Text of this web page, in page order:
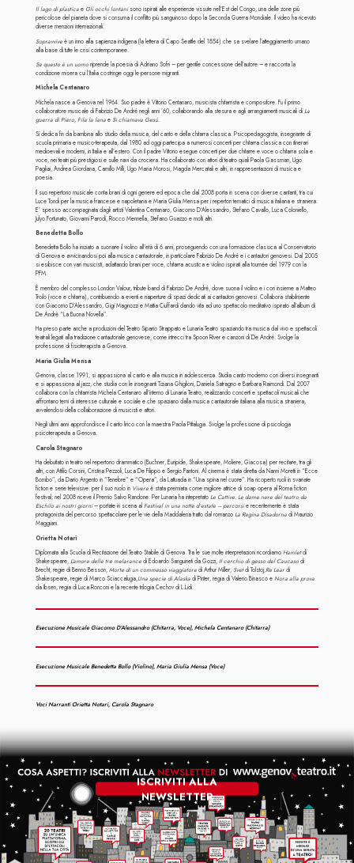
Il lago di plasticae Gli occhi lontanisono ispirati alle esperienze vissute nell’Est del Congo, una delle zone più
pericolose del pianeta dove si consuma il conflitto più sanguinoso dopo la Seconda Guerra Mondiale. Il video ha ricevuto
diverse menzioni internazionali.
Sopravviveè un inno alla sapienza indigena (la lettera di Capo Seattle del 1854) che sa svelare l’atteggiamento umano
alla base di tutte le crisi contemporanee.
Se questo è un uomoriprende la poesia di Adriano Sofri – per gentile concessione dell’autore – e racconta la
condizione misera cui l’Italia costringe oggi le persone migranti.
Michela Centanaro
Michela nasce a Genova nel 1964. Suo padre è Vittorio Centanaro, musicista chitarrista e compositore. Fu il primo
collaboratore musicale di Fabrizio De André negli anni ’60, collaborando alla stesura e agli arrangiamenti musicali diLa
guerra di Piero,Fila la lanae Si chiamava Gesù.
Si dedica fin da bambina allo studio della musica, del canto e della chitarra classica. Psicopedagogista, insegnante di
scuola primaria e musico-terapeuta, dal 1980 ad oggi partecipa a numerosi concerti per chitarra classica con itinerari
medioevali e moderni, in Italia e all’estero. Con il padre Vittorio esegue concerti per due chitarre e voce o chitarra sola e
voce, nei teatri più prestigiosi e sulle navi da crociera. Ha collaborato con attori di teatro quali Paola Gassman, Ugo
Pagliai, Andrea Giordana, Camillo Milli, Ugo Maria Morosi, Magda Mercatali e altri, in rappresentazioni di musica e
poesia.
Il suo repertorio musicale conta brani di ogni genere ed epoca che dal 2008 porta in scena con diverse cantanti, tra cui
Luce Tondi per la musica francese e napoletana e Maria Giulia Mensa per i repertori tematici di musica italiana e straniera.
E’ spesso accompagnata dagli artisti Valentina Centanaro, Giacomo D’Alessandro, Stefano Cavallo, Luca Coloniello,
Julyo Fortunato, Giovanni Parodi, Rocco Mennella, Stefano Guazzo e molti altri.
Benedetta Bollo
Benedetta Bollo ha iniziato a suonare il violino all'età di 6 anni, proseguendo con una formazione classica al Conservatorio
di Genova e avvicinandosi poi alla musica cantautorale, in particolare Fabrizio De André e i cantautori genovesi. Dal 2005
si esibisce con vari musicisti, adattando brani per voce, chitarra acustica e violino ispirati alla tournée del 1979 con la
PFM.
È membro del complesso London Valour, tribute band di Fabrizio De André, dove suona il violino e i cori insieme a Matteo
Troilo (voce e chitarra), contribuendo a eventi e riaperture di spazi dedicati ai cantautori genovesi. Collabora stabilmente
con Giacomo D’Alessandro, Gigi Magnozzi e Mattia Ciuffardi dando vita ad uno spettacolo meditativo ispirato all’album di
De Andrè “La Buona Novella”.
Ha preso parte anche a produzioni del Teatro Sipario Strappato e Lunaria Teatro spaziando tra musica dal vivo e spettacoli
teatrali legati alla tradizione cantautorale genovese, come intrecci tra Spoon River e canzoni di De André. Svolge la
professione di fisioterapista a Genova.
Maria Giulia Mensa
Genova, classe 1991, si appassiona al canto e alla musica in adolescenza. Studia canto moderno con diversi insegnanti
e si appassiona al jazz, che studia con le insegnanti Tiziana Ghiglioni, Daniela Satragno e Barbara Raimondi. Dal 2007
collabora con la chitarrista Michela Centanaro all'interno di Lunaria Teatro, realizzando concerti e spettacoli musicali che
affrontano temi di interesse culturale e sociale e che spaziano dalla musica cantautorale italiana alla musica straniera,
avvalendosi della collaborazione di musicisti e attori.
Negli ultimi anni approfondisce il canto lirico con la maestra Paola Pittaluga. Svolge la professione di psicologa
psicoterapeuta a Genova.
Carola Stagnaro
Ha debuttato in teatro nel repertorio drammatico (Buchner, Euripide, Shakespeare, Moliere, Giacosa) per recitare, tra gli
altri, con Attilio Corsini, Cristina Pezzoli, Luca De Filippo e Sergio Fantoni. Al cinema è stata diretta da Nanni Moretti in “Ecce
Bombo”, da Dario Argento in “Tenebre” e “Opera”, da Lattuada in “Una spina nel cuore”. Ha ricoperto ruoli in svariate
fiction e serie televisive: per il suo ruolo in Vivereè stata premiata come migliore attrice di soap opera al Roma fiction
festival; nel 2008 riceve il Premio Salvo Randone. Per Lunaria ha intepretatoLe Cattive. Le dame nere del teatro da
Eschilo ai nostri giorni– portate in scena al Festival in una notte d’estate – percorsie recentemente è stata
protagonista del percorso spettacolare per le vie della Maddalena tratto dal romanzoLa Regina Disadornadi Maurizio
Maggiani.
Orietta Notari
Diplomata alla Scuola di Recitazione del Teatro Stabile di Genova. Tra le sue molte interpretazioni ricordiamoHamletdi
Shakespeare,L’amore delle tre melarancedi Edoardo Sanguineti da Gozzi,Il cerchio di gesso del Caucasodi
Brecht, regie di Benno Besson,Morte di un commesso viaggiatoredi Arthur Miller, Svetdi Tolstoj,Re Leardi
Shakespeare, regie di Marco Sciaccaluga,Una specie di Alaskadi Pinter, regia di Valerio Binasco eNora alla prova
da Ibsen, regia di Luca Ronconi e la recente trilogia Cechov di L.Lidi.
Esecuzione Musicale Giacomo D’Alessandro (chitarra, Voce), Michela Centanaro (chitarra)
Esecuzione Musicale Benedetta Bollo (violino), Maria Giulia Mensa (voce)
Voci Narranti Orietta Notari, Carola Stagnaro
ISCRIVITI ALLA
NEWSLETTER